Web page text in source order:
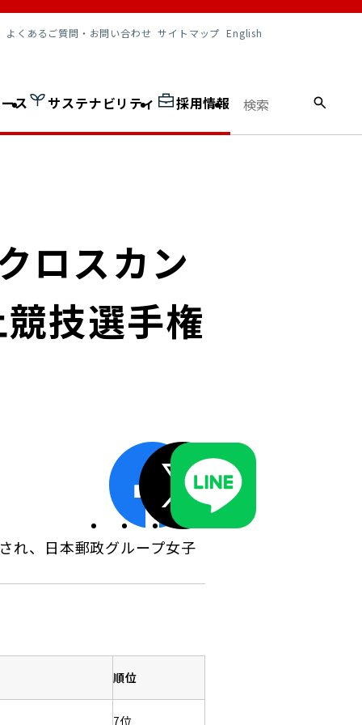
よくあるご質問・お問い合わせ サイトマップ English
ディスクロージャーポリシー／適時開示体制
ス サステナビリティ 採用情報
ロスカン
技選手権
れ、日本郵政グループ女子
順位
7位